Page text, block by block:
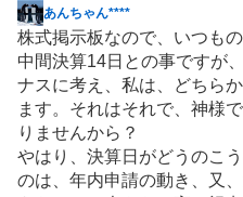
掲
示
板
記
事
あんちゃん****
株式掲示板なので、いつも
中間決算14日との事ですが
ナスに考え、私は、どちら
ます。それはそれで、神様
りませんから？
やはり、決算日がどうのこ
のは、年内申請の動き、又